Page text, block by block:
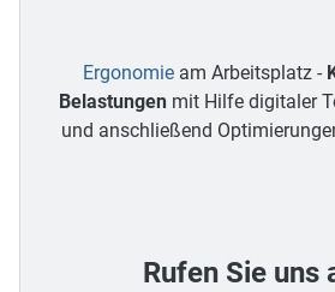
Ergonomieam Arbeitsplatz -
Belastungenmit Hilfe digitaler
und anschließend
Rufen Sie uns